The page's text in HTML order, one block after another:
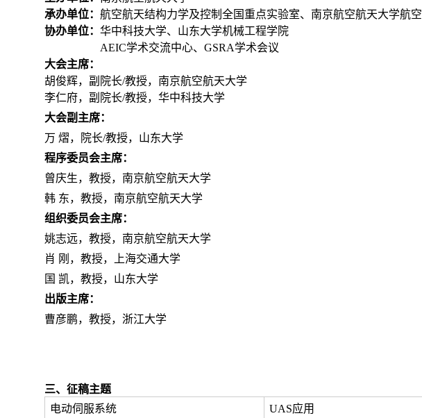
承办单位： 航空航天结构力学及控制全国重点实验室、 南京航空航天大学航
协办单位： 华中科技大学、山东大学机械工程学院
AEIC学术交流中心、GSRA学术会议
大会主席：
胡俊辉，副院长/教授，南京航空航天大学
李仁府，副院长/教授，华中科技大学
大会副主席：
万 熠，院长/教授，山东大学
程序委员会主席：
曾庆生，教授，南京航空航天大学
韩 东，教授，南京航空航天大学
组织委员会主席：
姚志远，教授，南京航空航天大学
肖 刚，教授，上海交通大学
国 凯，教授，山东大学
出版主席：
曹彦鹏，教授，浙江大学
三、征稿主题
电动伺服系统
UAS应用